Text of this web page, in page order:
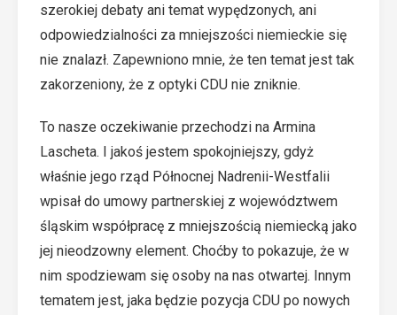
szerokiej debaty ani temat wypędzonych, ani
odpowiedzialności za mniejszości niemieckie się
nie znalazł. Zapewniono mnie, że ten temat jest tak
zakorzeniony, że z optyki CDU nie zniknie.
To nasze oczekiwanie przechodzi na Armina
Lascheta. I jakoś jestem spokojniejszy, gdyż
właśnie jego rząd Północnej Nadrenii-Westfalii
wpisał do umowy partnerskiej z województwem
śląskim współpracę z mniejszością niemiecką jako
jej nieodzowny element. Choćby to pokazuje, że w
nim spodziewam się osoby na nas otwartej. Innym
tematem jest, jaka będzie pozycja CDU po nowych